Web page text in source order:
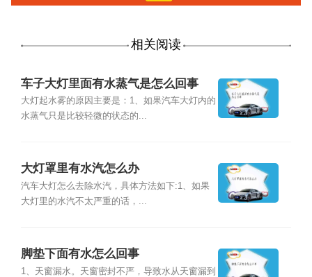
相关阅读
车子大灯里面有水蒸气是怎么回事
大灯起水雾的原因主要是：1、如果汽车大灯内的
水蒸气只是比较轻微的状态的...
大灯罩里有水汽怎么办
汽车大灯怎么去除水汽，具体方法如下:1、如果
大灯里的水汽不太严重的话，...
脚垫下面有水怎么回事
1、天窗漏水。天窗密封不严，导致水从天窗漏到